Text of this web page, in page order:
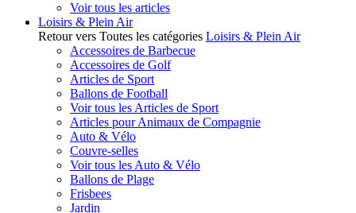
Voir tous les articles
Loisirs & Plein Air
Retour vers Toutes les catégories Loisirs & Plein Air
Accessoires de Barbecue
Accessoires de Golf
Articles de Sport
Ballons de Football
Voir tous les Articles de Sport
Articles pour Animaux de Compagnie
Auto & Vélo
Couvre-selles
Voir tous les Auto & Vélo
Ballons de Plage
Frisbees
Jardin